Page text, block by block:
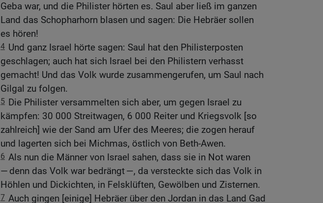
Geba war, und die Philister hörten es. Saul aber ließ im ganzen
Land das Schopharhorn blasen und sagen: Die Hebräer sollen
es hören!
4 Und ganz Israel hörte sagen: Saul hat den Philisterposten
geschlagen; auch hat sich Israel bei den Philistern verhasst
gemacht! Und das Volk wurde zusammengerufen, um Saul nach
Gilgal zu folgen.
5 Die Philister versammelten sich aber, um gegen Israel zu
kämpfen: 30 000 Streitwagen, 6 000 Reiter und Kriegsvolk [so
zahlreich] wie der Sand am Ufer des Meeres; die zogen herauf
und lagerten sich bei Michmas, östlich von Beth-Awen.
6 Als nun die Männer von Israel sahen, dass sie in Not waren
— denn das Volk war bedrängt —, da versteckte sich das Volk in
Höhlen und Dickichten, in Felsklüften, Gewölben und Zisternen.
7 Auch gingen [einige] Hebräer über den Jordan in das Land Gad